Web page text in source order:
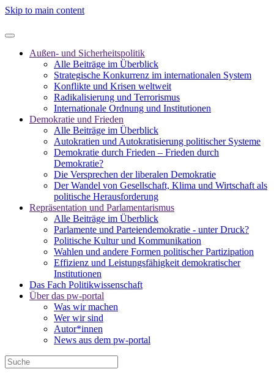
Skip to main content
Außen- und Sicherheitspolitik
Alle Beiträge im Überblick
Strategische Konkurrenz im internationalen System
Konflikte und Krisen weltweit
Radikalisierung und Terrorismus
Internationale Ordnung und Institutionen
Demokratie und Frieden
Alle Beiträge im Überblick
Autokratien und Autokratisierung politischer Systeme
Demokratie durch Frieden – Frieden durch
Demokratie?
Die Versprechen der liberalen Demokratie
Der Wandel von Gesellschaft, Klima und Wirtschaft als
politische Herausforderung
Repräsentation und Parlamentarismus
Alle Beiträge im Überblick
Parlamente und Parteiendemokratie - unter Druck?
Politische Kultur und Kommunikation
Wahlen und andere Formen politischer Partizipation
Effizienz und Leistungsfähigkeit demokratischer
Institutionen
Das Fach Politikwissenschaft
Über das pw-portal
Was wir machen
Wer wir sind
Autor*innen
News aus dem pw-portal